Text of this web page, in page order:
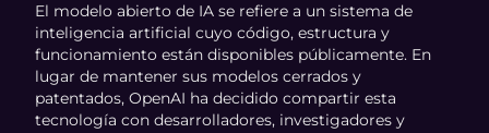
El modelo abierto de IA se refiere a un sistema de
inteligencia artificial cuyo código, estructura y
funcionamiento están disponibles públicamente. En
lugar de mantener sus modelos cerrados y
patentados, OpenAI ha decidido compartir esta
tecnología con desarrolladores, investigadores y